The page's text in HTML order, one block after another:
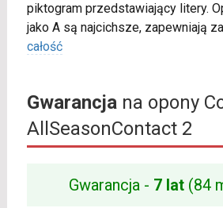
piktogram przedstawiający litery.
jako A są najcichsze, zapewniają
całość
Gwarancjana opony
AllSeasonContact 2
Gwarancja - 7 lat (84